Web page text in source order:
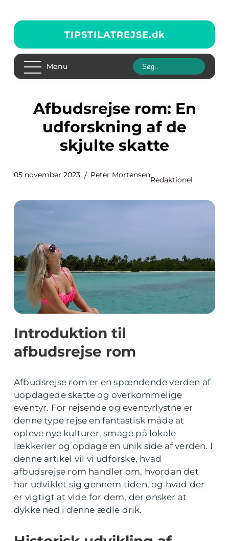
TIPSTILATREJSE.dk
Menu
Afbudsrejse rom: En
udforskning af de
skjulte skatte
05 november 2023 Peter Mortensen
Redaktionel
Introduktion til
afbudsrejse rom
Afbudsrejse rom er en spændende verden af
uopdagede skatte og overkommelige
eventyr. For rejsende og eventyrlystne er
denne type rejse en fantastisk måde at
opleve nye kulturer, smage på lokale
lækkerier og opdage en unik side af verden. I
denne artikel vil vi udforske, hvad
afbudsrejse rom handler om, hvordan det
har udviklet sig gennem tiden, og hvad der
er vigtigt at vide for dem, der ønsker at
dykke ned i denne ædle drik.